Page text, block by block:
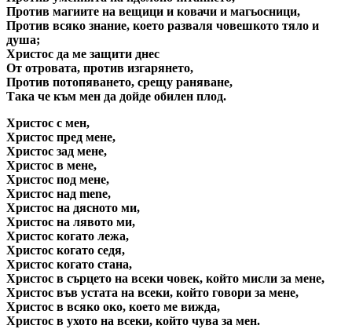
Против магиите на вещици и ковачи и магьосници,
Против всяко знание, което разваля човешкото тяло и
душа;
Христос да ме защити днес
От отровата, против изгарянето,
Против потопяването, срещу раняване,
Така че към мен да дойде обилен плод.
Христос с мен,
Христос пред мене,
Христос зад мене,
Христос в мене,
Христос под мене,
Христос над mene,
Христос на дясното ми,
Христос на лявото ми,
Христос когато лежа,
Христос когато седя,
Христос когато стана,
Христос в сърцето на всеки човек, който мисли за мене,
Христос във устата на всеки, който говори за мене,
Христос в всяко око, което ме вижда,
Христос в ухото на всеки, който чува за мен.